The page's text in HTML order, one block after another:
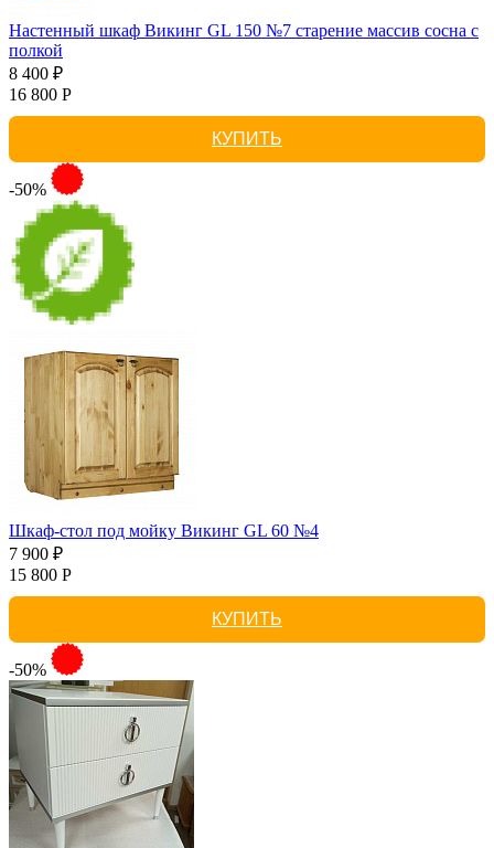
Настенный шкаф Викинг GL 150 №7 старение массив сосна с
полкой
8 400 ₽
16 800 Р
КУПИТЬ
-50%
Шкаф-стол под мойку Викинг GL 60 №4
7 900 ₽
15 800 Р
КУПИТЬ
-50%